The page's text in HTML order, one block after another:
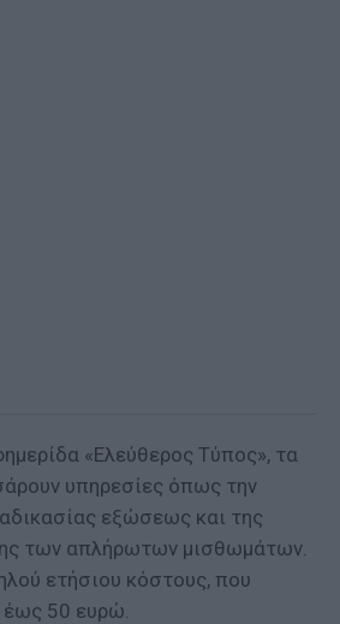
«Ελεύθερος Τύπος», τα
υπηρεσίες όπως την
εξώσεως και της
των απλήρωτων μισθωμάτων.
ετήσιου κόστους, που
έως 50 ευρώ.